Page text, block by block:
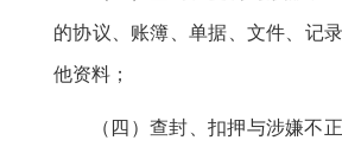
的协议、账簿、单据、文件、记
他资料 ；
（四）查封、扣押与涉嫌不